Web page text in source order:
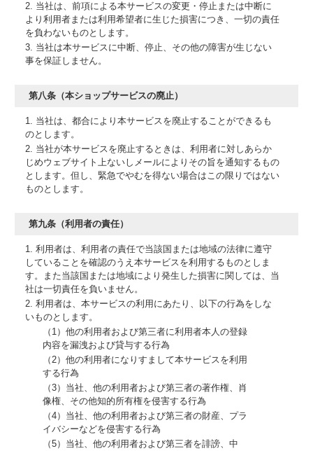
2. 当社は、前項による本サービスの変更・停止または中断に
より利用者または利用希望者に生じた損害につき、一切の責任
を負わないものとします。
3. 当社は本サービスに中断、停止、その他の障害が生じない
事を保証しません。
第八条（本ショップサービスの廃止）
1. 当社は、都合により本サービスを廃止することができるも
のとします。
2. 当社が本サービスを廃止するときは、利用者に対しあらか
じめウェブサイト上ないしメールによりその旨を通知するもの
とします。但し、緊急でやむを得ない場合はこの限りではない
ものとします。
第九条（利用者の責任）
1. 利用者は、利用者の責任で当該国または地域の法律に遵守
していることを確認のうえ本サービスを利用するものとしま
す。また当該国または地域により発生した損害に関しては、当
社は一切責任を負いません。
2. 利用者は、本サービスの利用にあたり、以下の行為をしな
いものとします。
（1）他の利用者および第三者に利用者本人の登録
内容を漏洩および貸与する行為
（2）他の利用者になりすまして本サービスを利用
する行為
（3）当社、他の利用者および第三者の著作権、肖
像権、その他知的所有権を侵害する行為
（4）当社、他の利用者および第三者の財産、プラ
イバシーなどを侵害する行為
（5）当社、他の利用者および第三者を誹謗、中